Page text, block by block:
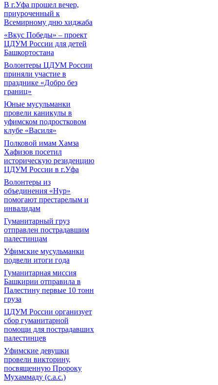
В г.Уфа прошел вечер,
приуроченный к
Всемирному дню хиджаба
«Вкус Победы» – проект
ЦДУМ России для детей
Башкортостана
Волонтеры ЦДУМ России
приняли участие в
празднике «Добро без
границ»
Юные мусульманки
провели каникулы в
уфимском подростковом
клубе «Василя»
Полковой имам Хамза
Хафизов посетил
историческую резиденцию
ЦДУМ России в г.Уфа
Волонтеры из
объединения «Нур»
помогают престарелым и
инвалидам
Гуманитарный груз
отправлен пострадавшим
палестинцам
Уфимские мусульманки
подвели итоги года
Гуманитарная миссия
Башкирии отправила в
Палестину первые 10 тонн
груза
ЦДУМ России организует
сбор гуманитарной
помощи для пострадавших
палестинцев
Уфимские девушки
провели викторину,
посвященную Пророку
Мухаммаду (с.а.с.)